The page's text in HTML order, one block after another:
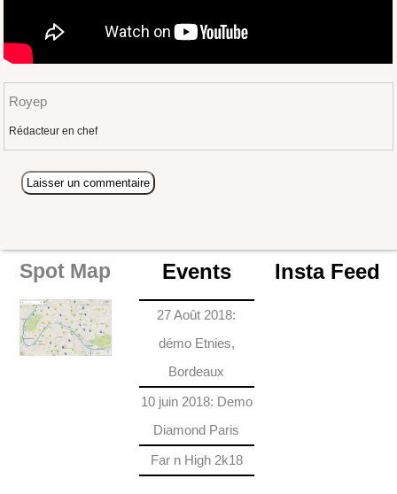
Royep
Rédacteur en chef
Spot Map Events
27 Août 2018:
démo Etnies,
Bordeaux
10 juin 2018: Demo
Diamond Paris
Far n High 2k18
Insta Feed